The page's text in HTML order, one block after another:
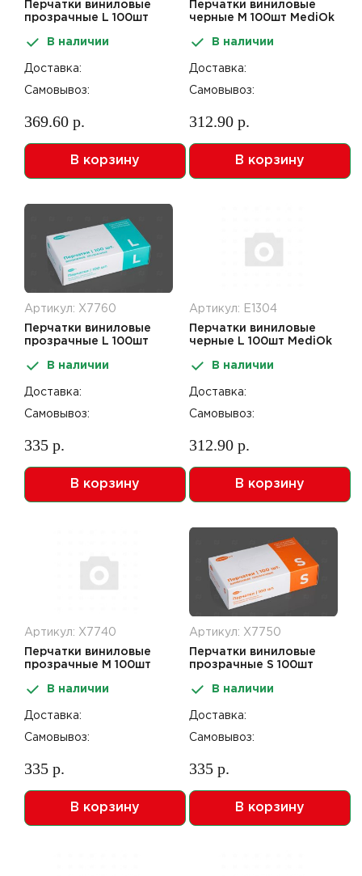
Перчатки виниловые
прозрачные L 100шт
В наличии
Доставка:
Самовывоз:
369.60 р.
В корзину
Перчатки виниловые
черные М 100шт MediOk
В наличии
Доставка:
Самовывоз:
312.90 р.
В корзину
Артикул: Х7760
Перчатки виниловые
прозрачные L 100шт
В наличии
Доставка:
Самовывоз:
335 р.
В корзину
Артикул: Е1304
Перчатки виниловые
черные L 100шт MediOk
В наличии
Доставка:
Самовывоз:
312.90 р.
В корзину
Артикул: Х7740
Перчатки виниловые
прозрачные M 100шт
В наличии
Доставка:
Самовывоз:
335 р.
В корзину
Артикул: Х7750
Перчатки виниловые
прозрачные S 100шт
В наличии
Доставка:
Самовывоз:
335 р.
В корзину